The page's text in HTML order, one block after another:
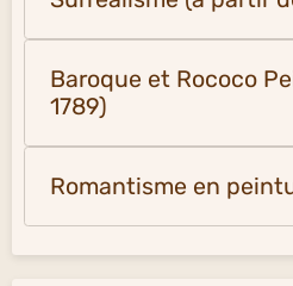
Baroque et Rococo
1789)
Romantisme en